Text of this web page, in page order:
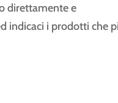
direttamente e
indicaci i prodotti che